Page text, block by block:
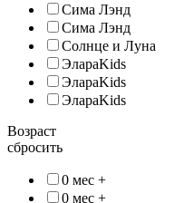
Сима Лэнд
Сима Лэнд
Солнце и Луна
ЭлараKids
ЭлараKids
ЭлараKids
Возраст
сбросить
0 мес +
0 мес +